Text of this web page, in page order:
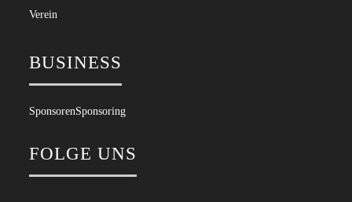
Verein
BUSINESS
SponsorenSponsoring
FOLGE UNS